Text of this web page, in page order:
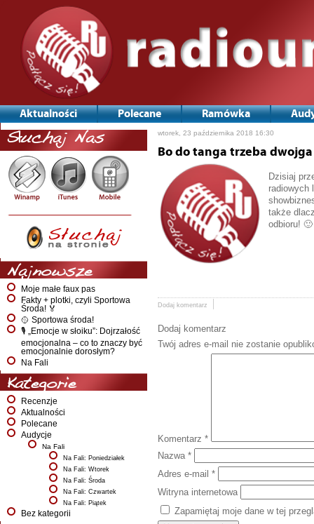
Aktualności Polecane Ramówka
Słuchaj Nas
Najnowsze
Moje małe faux pas
Fakty + plotki, czyli Sportowa
Środa! 🏅
🥎 Sportowa środa!
🎙️ „Emocje w słoiku”: Dojrzałość
emocjonalna – co to znaczy być
emocjonalnie dorosłym?
Na Fali
Kategorie
Recenzje
Aktualności
Polecane
Audycje
Na Fali
Na Fali: Poniedziałek
Na Fali: Wtorek
Na Fali: Środa
Na Fali: Czwartek
Na Fali: Piątek
Bez kategorii
wtorek, 23 października 2018 16:30
Bo do tanga trzeba dwojga
Dzisiaj
radiowych
także
odbioru! 🙂
Dodaj komentarz
Dodaj komentarz
Twój adres e-mail nie zostanie
Komentarz *
Nazwa *
Adres e-mail *
Witryna internetowa
Zapamiętaj moje dane w tej